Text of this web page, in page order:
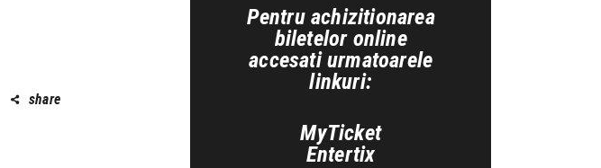
share
Pentru achizitionarea
biletelor online
accesati urmatoarele
linkuri:
MyTicket
Entertix